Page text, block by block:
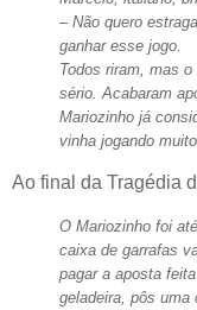
– Não quero
ganhar esse jogo.
Todos riram, mas
sério. Acabaram
Mariozinho já
vinha jogando
Ao final da Tragédia
O Mariozinho foi
caixa de garrafas
pagar a aposta
geladeira, pôs uma